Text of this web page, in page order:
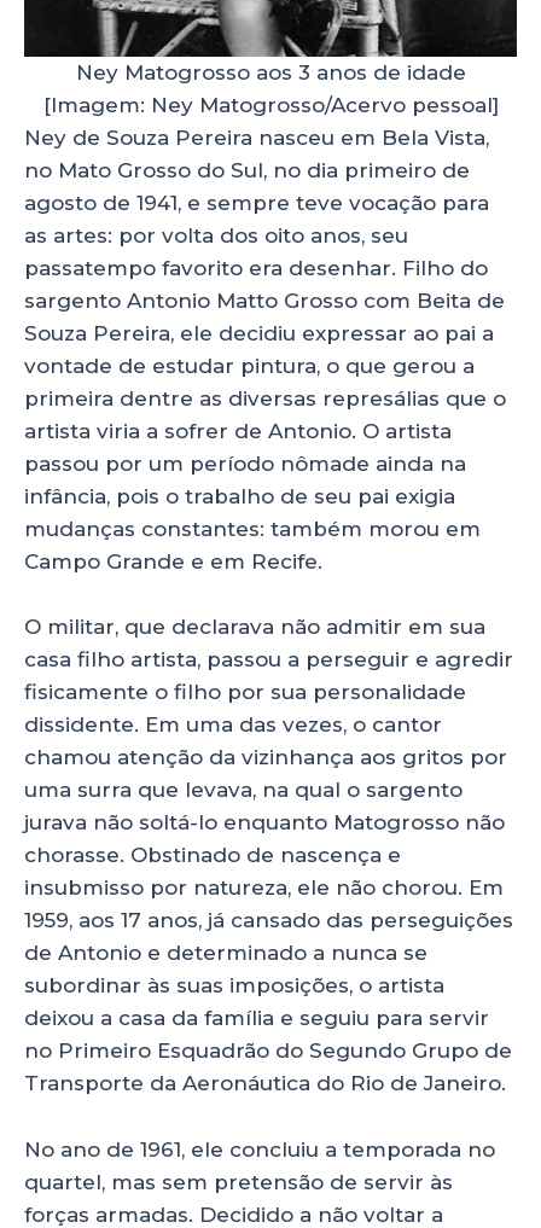
Ney Matogrosso aos 3 anos de idade
[Imagem: Ney Matogrosso/Acervo pessoal]
Ney de Souza Pereira nasceu em Bela Vista,
no Mato Grosso do Sul, no dia primeiro de
agosto de 1941, e sempre teve vocação para
as artes: por volta dos oito anos, seu
passatempo favorito era desenhar. Filho do
sargento Antonio Matto Grosso com Beita de
Souza Pereira, ele decidiu expressar ao pai a
vontade de estudar pintura, o que gerou a
primeira dentre as diversas represálias que o
artista viria a sofrer de Antonio. O artista
passou por um período nômade ainda na
infância, pois o trabalho de seu pai exigia
mudanças constantes: também morou em
Campo Grande e em Recife.
O militar, que declarava não admitir em sua
casa filho artista, passou a perseguir e agredir
fisicamente o filho por sua personalidade
dissidente. Em uma das vezes, o cantor
chamou atenção da vizinhança aos gritos por
uma surra que levava, na qual o sargento
jurava não soltá-lo enquanto Matogrosso não
chorasse. Obstinado de nascença e
insubmisso por natureza, ele não chorou. Em
1959, aos 17 anos, já cansado das perseguições
de Antonio e determinado a nunca se
subordinar às suas imposições, o artista
deixou a casa da família e seguiu para servir
no Primeiro Esquadrão do Segundo Grupo de
Transporte da Aeronáutica do Rio de Janeiro.
No ano de 1961, ele concluiu a temporada no
quartel, mas sem pretensão de servir às
forças armadas. Decidido a não voltar a